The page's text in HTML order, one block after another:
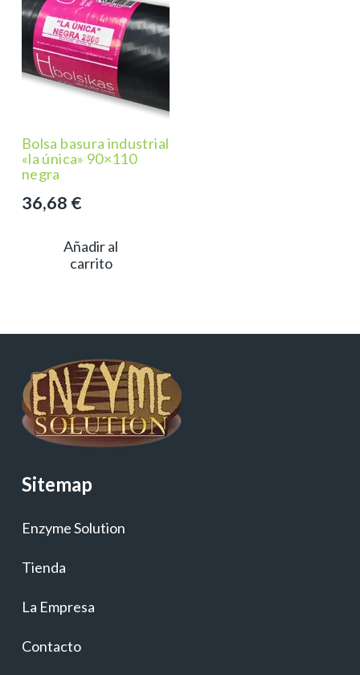
Bolsa basura industrial
«la única» 90×110
negra
36,68 €
Añadir al
carrito
Sitemap
Enzyme Solution
Tienda
La Empresa
Contacto